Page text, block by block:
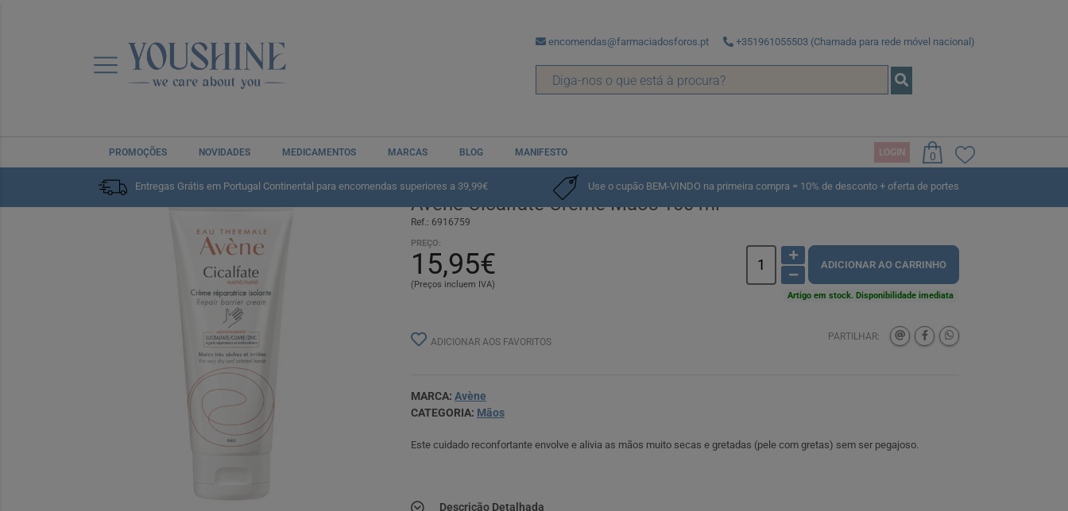
encomendas@farmaciadosforos.pt +351961055503 (Chamada para rede móvel nacional)
PROMOÇÕES NOVIDADES MEDICAMENTOS MARCAS BLOG MANIFESTO LOGIN 0
Entregas Grátis em Portugal Continental para encomendas superiores a 39,99€ Use o cupão BEM-VINDO na primeira compra = 10% de desconto + oferta de portes
Home Corpo Cuidado das Mãos, Pés e Unhas Mãos
Avene Cicalfate Creme Mãos 100 ml
Ref.: 6916759
PREÇO:
15,95€
(Preços incluem IVA)
ADICIONAR AO CARRINHO
Artigo em stock. Disponibilidade imediata
ADICIONAR AOS FAVORITOS PARTILHAR:
MARCA: Avène
CATEGORIA: Mãos
Este cuidado reconfortante envolve e alivia as mãos muito secas e gretadas (pele com gretas) sem ser pegajoso.
Descrição Detalhada